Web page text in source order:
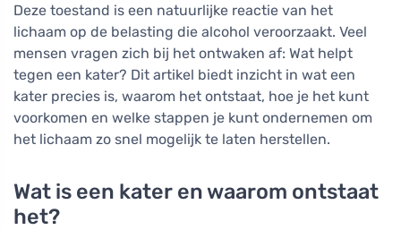
Deze toestand is een natuurlijke reactie van het
lichaam op de belasting die alcohol veroorzaakt. Veel
mensen vragen zich bij het ontwaken af: Wat helpt
tegen een kater? Dit artikel biedt inzicht in wat een
kater precies is, waarom het ontstaat, hoe je het kunt
voorkomen en welke stappen je kunt ondernemen om
het lichaam zo snel mogelijk te laten herstellen.
Wat is een kater en waarom ontstaat
het?